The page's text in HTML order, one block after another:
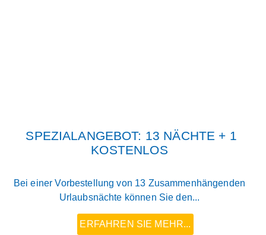
SPEZIALANGEBOT: 13 NÄCHTE + 1
KOSTENLOS
Bei einer Vorbestellung von 13 Zusammenhängenden
Urlaubsnächte können Sie den...
ERFAHREN SIE MEHR...